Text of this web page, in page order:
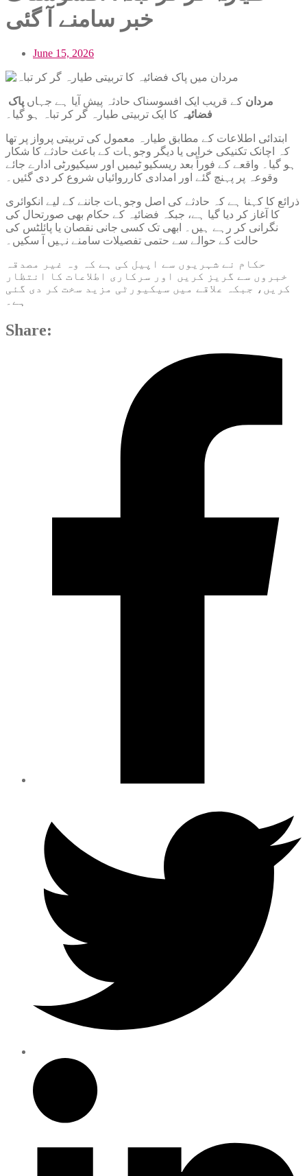
خبر سامنے آ گئی
June 15, 2026
مردان کے قریب ایک افسوسناک حادثہ پیش آیا ہے جہاں پاک
فضائیہ کا ایک تربیتی طیارہ گر کر تباہ ہو گیا۔
ابتدائی اطلاعات کے مطابق طیارہ معمول کی تربیتی پرواز پر تھا
کہ اچانک تکنیکی خرابی یا دیگر وجوہات کے باعث حادثے کا شکار
ہو گیا۔ واقعے کے فوراً بعد ریسکیو ٹیمیں اور سیکیورٹی ادارے جائے
وقوعہ پر پہنچ گئے اور امدادی کارروائیاں شروع کر دی گئیں۔
ذرائع کا کہنا ہے کہ حادثے کی اصل وجوہات جاننے کے لیے انکوائری
کا آغاز کر دیا گیا ہے، جبکہ فضائیہ کے حکام بھی صورتحال کی
نگرانی کر رہے ہیں۔ ابھی تک کسی جانی نقصان یا پائلٹس کی
حالت کے حوالے سے حتمی تفصیلات سامنے نہیں آ سکیں۔
حکام نے شہریوں سے اپیل کی ہے کہ وہ غیر مصدقہ
خبروں سے گریز کریں اور سرکاری اطلاعات کا انتظار
کریں، جبکہ علاقے میں سیکیورٹی مزید سخت کر دی گئی
ہے۔
Share: